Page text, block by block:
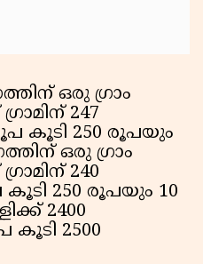
ഒരു ഗ്രാം
247
കൂടി 250 രൂപയും
ഒരു ഗ്രാം
240
250 രൂപയും 10
2400
കൂടി 2500